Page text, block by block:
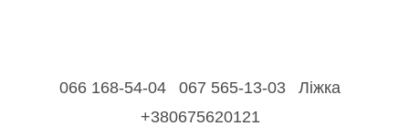
066 168-54-04 067 565-13-03
Ліжка
+380675620121